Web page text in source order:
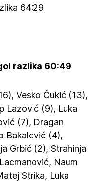
64:29
razlika 60:49
Vesko Čukić (13),
Lazović (9), Luka
(7), Dragan
Bakalović (4),
Grbić (2), Strahinja
Naum
Strika, Luka